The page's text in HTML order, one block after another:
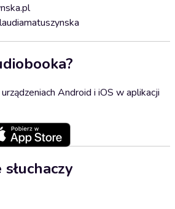
Android i iOS w aplikacji